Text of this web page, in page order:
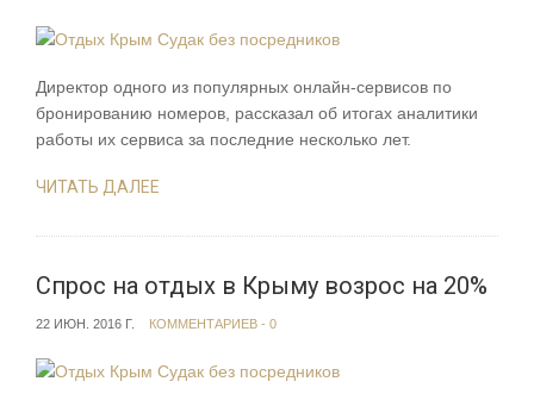
Директор одного из популярных онлайн-сервисов по
бронированию номеров, рассказал об итогах аналитики
работы их сервиса за последние несколько лет.
ЧИТАТЬ ДАЛЕЕ
Спрос на отдых в Крыму возрос на 20%
22 ИЮН. 2016 Г. КОММЕНТАРИЕВ - 0